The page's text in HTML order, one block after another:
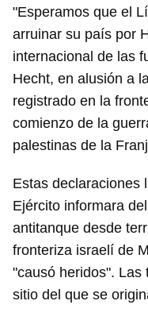
"Esperamos que el
arruinar su país por
internacional de las
Hecht, en alusión a
registrado en la
comienzo de la
palestinas de la
Estas declaraciones
Ejército informara
antitanque desde
fronteriza israelí de
"causó heridos". Las
sitio del que se